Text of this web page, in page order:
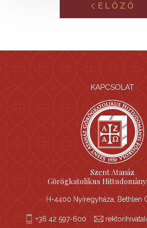
ELŐZŐ
KAPCSOLAT
Szent Atanáz
Görögkatolikus
H-4400 Nyíregyháza, Bethlen
+36 42 597-600